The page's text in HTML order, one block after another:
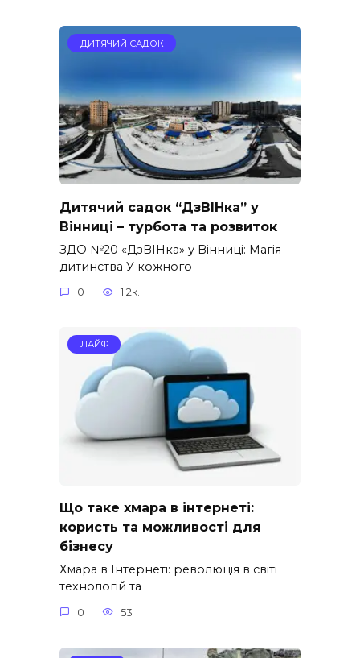
ДИТЯЧИЙ САДОК
Дитячий садок “ДзВІНка” у
Вінниці – турбота та розвиток
ЗДО №20 «ДзВІНка» у Вінниці: Магія
дитинства У кожного
0 1.2к.
ЛАЙФ
Що таке хмара в інтернеті:
користь та можливості для
бізнесу
Хмара в Інтернеті: революція в світі
технологій та
0 53